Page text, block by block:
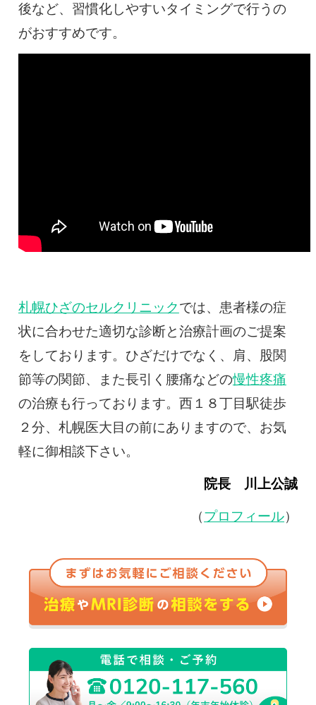
後など、習慣化しやすいタイミングで行うの
がおすすめです。
札幌ひざのセルクリニックでは、患者様の症
状に合わせた適切な診断と治療計画のご提案
をしております。ひざだけでなく、肩、股関
節等の関節、また長引く腰痛などの慢性疼痛
の治療も行っております。西１８丁目駅徒歩
２分、札幌医大目の前にありますので、お気
軽に御相談下さい。
院長 川上公誠
（プロフィール）